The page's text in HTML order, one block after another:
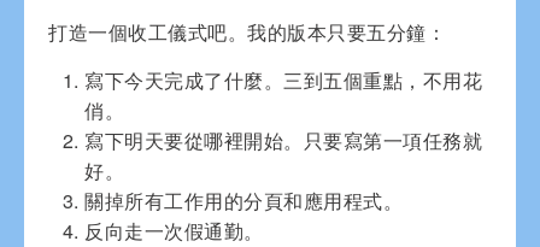
打造一個收工儀式吧。我的版本只要五分鐘：
寫下今天完成了什麼。三到五個重點，不用花
俏。
寫下明天要從哪裡開始。只要寫第一項任務就
好。
關掉所有工作用的分頁和應用程式。
反向走一次假通勤。